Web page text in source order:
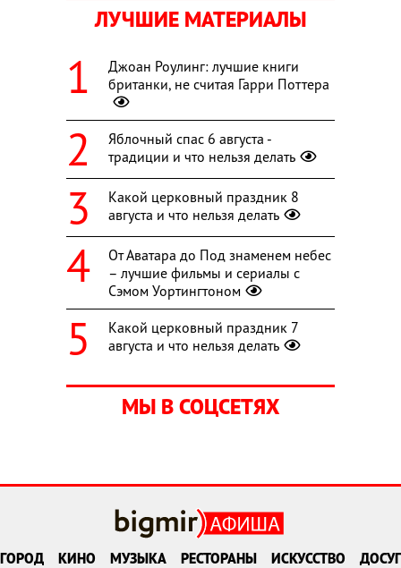
ЛУЧШИЕ МАТЕРИАЛЫ
Джоан Роулинг: лучшие книги
британки, не считая Гарри Поттера
Яблочный спас 6 августа -
традиции и что нельзя делать
Какой церковный праздник 8
августа и что нельзя делать
От Аватара до Под знаменем небес
– лучшие фильмы и сериалы с
Сэмом Уортингтоном
Какой церковный праздник 7
августа и что нельзя делать
МЫ В СОЦСЕТЯХ
ГОРОД КИНО МУЗЫКА РЕСТОРАНЫ ИСКУССТВО ДОСУГ